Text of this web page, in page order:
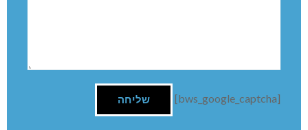
[bws_google_captcha]